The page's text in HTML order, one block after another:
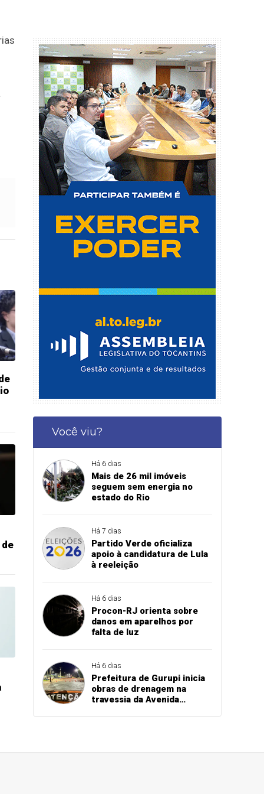
Você viu?
Há 6 dias
Mais de 26 mil imóveis
seguem sem energia no
estado do Rio
Há 7 dias
Partido Verde oficializa
apoio à candidatura de Lula
à reeleição
Há 6 dias
Procon-RJ orienta sobre
danos em aparelhos por
falta de luz
Há 6 dias
Prefeitura de Gurupi inicia
obras de drenagem na
travessia da Avenida